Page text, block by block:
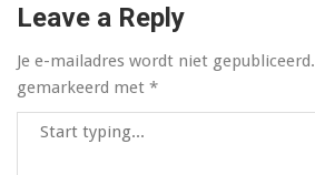
Leave a Reply
Je e-mailadres wordt niet gepubliceerd.
gemarkeerd met *